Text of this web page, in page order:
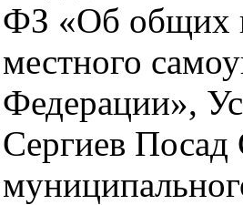
ФЗ «Об общих
местного
Федерации»,
Сергиев Посад